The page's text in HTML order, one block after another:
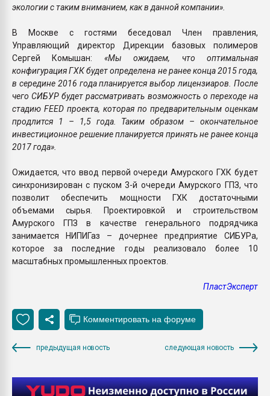
экологии с таким вниманием, как в данной компании».
В Москве с гостями беседовал Член правления,
Управляющий директор Дирекции базовых полимеров
Сергей Комышан: «Мы ожидаем, что оптимальная
конфигурация ГХК будет определена не ранее конца 2015 года,
в середине 2016 года планируется выбор лицензиаров. После
чего СИБУР будет рассматривать возможность о переходе на
стадию FEED проекта, которая по предварительным оценкам
продлится 1 – 1,5 года. Таким образом – окончательное
инвестиционное решение планируется принять не ранее конца
2017 года».
Ожидается, что ввод первой очереди Амурского ГХК будет
синхронизирован с пуском 3-й очереди Амурского ГПЗ, что
позволит обеспечить мощности ГХК достаточными
объемами сырья. Проектировкой и строительством
Амурского ГПЗ в качестве генерального подрядчика
занимается НИПИГаз – дочернее предприятие СИБУРа,
которое за последние годы реализовало более 10
масштабных промышленных проектов.
ПластЭксперт
предыдущая новость следующая новость